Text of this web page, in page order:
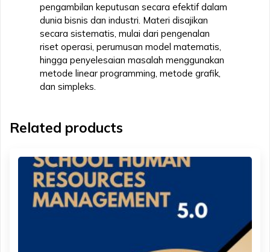
pengambilan keputusan secara efektif dalam
dunia bisnis dan industri. Materi disajikan
secara sistematis, mulai dari pengenalan
riset operasi, perumusan model matematis,
hingga penyelesaian masalah menggunakan
metode linear programming, metode grafik,
dan simpleks.
Related products